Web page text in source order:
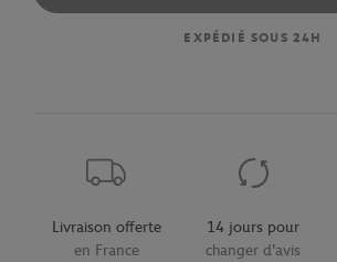
EXPÉDIÉ SOUS 24H
Livraison offerte
en France
14 jours pour
changer d'avis